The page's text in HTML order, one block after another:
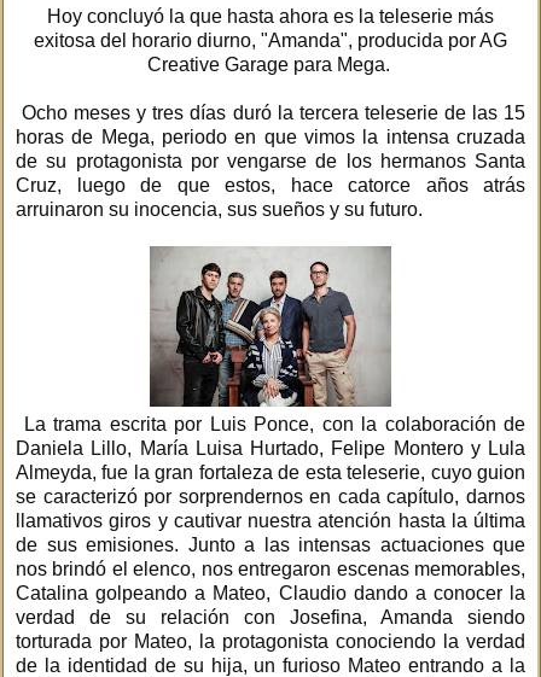
Hoy concluyó la que hasta ahora es la teleserie más
exitosa del horario diurno, "Amanda", producida por AG
Creative Garage para Mega.
Ocho meses y tres días duró la tercera teleserie de las 15
horas de Mega, periodo en que vimos la intensa cruzada
de su protagonista por vengarse de los hermanos Santa
Cruz, luego de que estos, hace catorce años atrás
arruinaron su inocencia, sus sueños y su futuro.
La trama escrita por Luis Ponce, con la colaboración de
Daniela Lillo, María Luisa Hurtado, Felipe Montero y Lula
Almeyda, fue la gran fortaleza de esta teleserie, cuyo guion
se caracterizó por sorprendernos en cada capítulo, darnos
llamativos giros y cautivar nuestra atención hasta la última
de sus emisiones. Junto a las intensas actuaciones que
nos brindó el elenco, nos entregaron escenas memorables,
Catalina golpeando a Mateo, Claudio dando a conocer la
verdad de su relación con Josefina, Amanda siendo
torturada por Mateo, la protagonista conociendo la verdad
de la identidad de su hija, un furioso Mateo entrando a la